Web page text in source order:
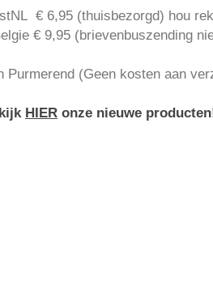
€ 6,95 (thuisbezorgd) hou
€ 9,95 (brievenbuszending
Purmerend (Geen kosten aan
HIER onze nieuwe